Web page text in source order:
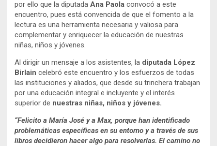
por ello que la diputada Ana Paola convocó a este
encuentro, pues está convencida de que el fomento a la
lectura es una herramienta necesaria y valiosa para
complementar y enriquecer la educación de nuestras
niñas, niños y jóvenes.
Al dirigir un mensaje a los asistentes, la diputada López
Birlain celebró este encuentro y los esfuerzos de todas
las instituciones y aliados, que desde su trinchera trabajan
por una educación integral e incluyente y el interés
superior de nuestras niñas, niños y jóvenes.
“Felicito a María José y a Max, porque han identificado
problemáticas específicas en su entorno y a través de sus
libros decidieron hacer algo para resolverlas. El camino no